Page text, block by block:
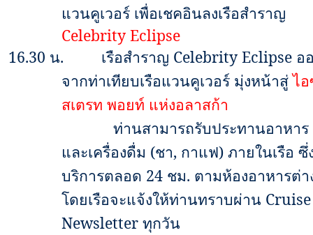
แวนคูเวอร์ เพื่อเชคอินลงเรือสำราญ
Celebrity Eclipse
16.30 น. เรือสำราญ Celebrity Eclipse อ
จากท่าเทียบเรือแวนคูเวอร์ มุ่งหน้าสู่ไ
สเตรท พอยท์ แห่งอลาสก้า
ท่านสามารถรับประทานอาหาร
และเครื่องดื่ม (ชา, กาแฟ) ภายในเรือ ซึ่
บริการตลอด 24 ชม. ตามห้องอาหารต่า
โดยเรือจะแจ้งให้ท่านทราบผ่าน Cruise
Newsletter ทุกวัน